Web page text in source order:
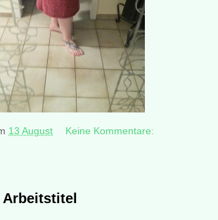
13 August Keine Kommentare: